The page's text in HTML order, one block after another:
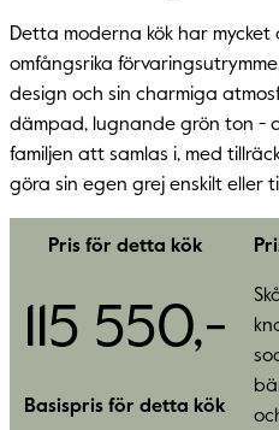
Detta moderna kök har
omfångsrika
design och sin charmiga
dämpad, lugnande grön ton -
familjen att samlas i, med
göra sin egen grej enskilt eller
Pris för detta kök
115 550,-
Basispris för detta kök